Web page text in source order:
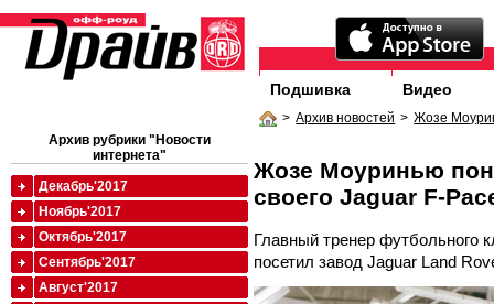
Подшивка Видео
> Архив новостей > Жозе
Жозе Моуринью
своего Jaguar F-
Главный тренер футбольного
посетил завод Jaguar Land
Архив рубрики "Новости
интернета"
Декабрь'2017
Ноябрь'2017
Октябрь'2017
Сентябрь'2017
Август'2017